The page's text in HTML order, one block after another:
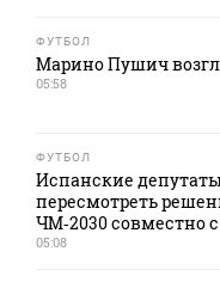
ФУТБОЛ
Марино Пушич
05:58
ФУТБОЛ
Испанские
пересмотреть
ЧМ‑2030 совместно
05:08